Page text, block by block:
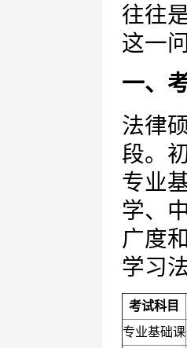
往往
这一
一、
法律
段。
专业
学、
广度
学习
考试科目
专业基础课